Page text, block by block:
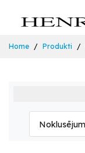
Home Produkti